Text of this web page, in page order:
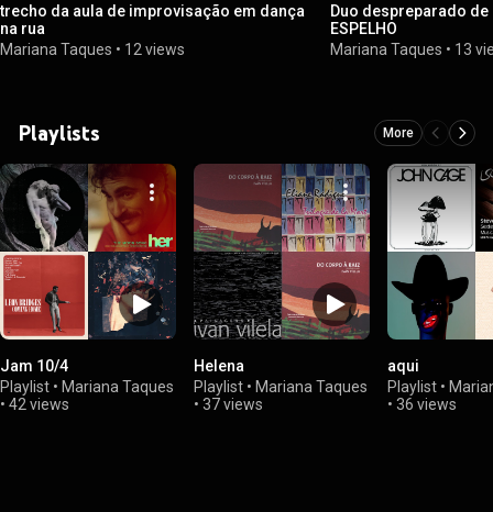
trecho da aula de improvisação em dança
na rua
Mariana Taques • 12 views
Duo despreparado
ESPELHO
Mariana Taques • 13
Playlists More
Jam 10/4
Playlist • Mariana Taques
• 42 views
Helena
Playlist • Mariana Taques
• 37 views
aqui
Playlist •
• 36 views